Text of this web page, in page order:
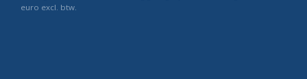
euro excl. btw.